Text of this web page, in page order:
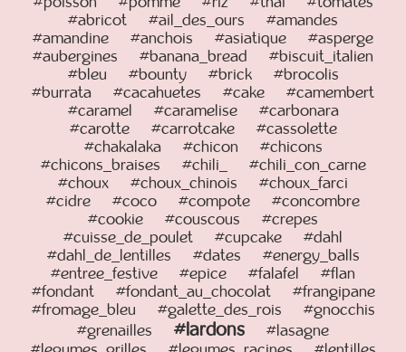
#abricot
#ail_des_ours
#amandes
#amandine
#anchois #asiatique
#asperge
#aubergines
#banana_bread
#biscuit_italien
#bleu
#bounty #brick
#brocolis
#burrata
#cacahuetes #cake
#camembert
#caramel
#caramelise
#carbonara
#carotte
#carrotcake
#cassolette
#chakalaka
#chicon
#chicons
#chicons_braises
#chili_
#chili_con_carne
#choux
#choux_chinois
#choux_farci
#cidre
#coco #compote
#concombre
#cookie
#couscous
#crepes
#cuisse_de_poulet
#cupcake
#dahl
#dahl_de_lentilles
#dates
#energy_balls
#entree_festive
#epice #falafel
#flan
#fondant
#fondant_au_chocolat
#frangipane
#fromage_bleu
#galette_des_rois
#gnocchis
#grenailles
#lardons
#lasagne